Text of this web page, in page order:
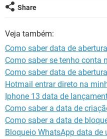
GUIA DE COMPRAS
Share
Veja também:
Como saber data de
Como saber se tenho conta
Como saber data de
Hotmail entrar direto na
Iphone 13 data de
Como saber a data de
Como saber a data de
Bloqueio WhatsApp data de